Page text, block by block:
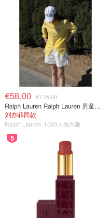
€58.00 €115.00
Ralph Lauren Ralph Lauren 男童亚麻衬衫
刘亦菲同款
Ralph Lauren 1060人感兴趣
5